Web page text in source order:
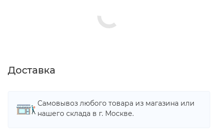
Доставка
Самовывоз любого товара из магазина или
нашего склада в г. Москве.